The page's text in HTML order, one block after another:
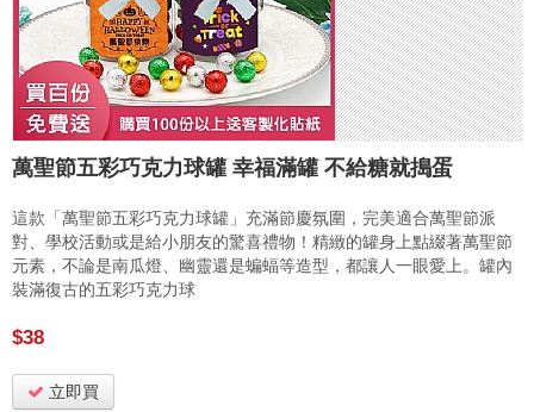
萬聖節五彩巧克力球罐 幸福滿罐 不給糖就搗蛋
這款「萬聖節五彩巧克力球罐」充滿節慶氛圍，完美適合萬聖節派
對、學校活動或是給小朋友的驚喜禮物！精緻的罐身上點綴著萬聖節
元素，不論是南瓜燈、幽靈還是蝙蝠等造型，都讓人一眼愛上。罐內
裝滿復古的五彩巧克力球
$38
立即買